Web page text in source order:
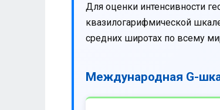
Для оценки интенсивности
квазилогарифмической
средних широтах по всему
Международная G-